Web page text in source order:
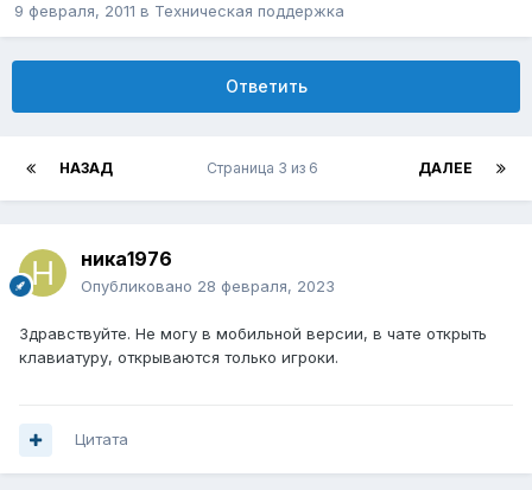
9 февраля, 2011 в Техническая поддержка
Ответить
НАЗАД ДАЛЕЕ
Страница 3 из 6
ника1976
Опубликовано 28 февраля, 2023
Здравствуйте. Не могу в мобильной версии, в чате открыть
клавиатуру, открываются только игроки.
Цитата